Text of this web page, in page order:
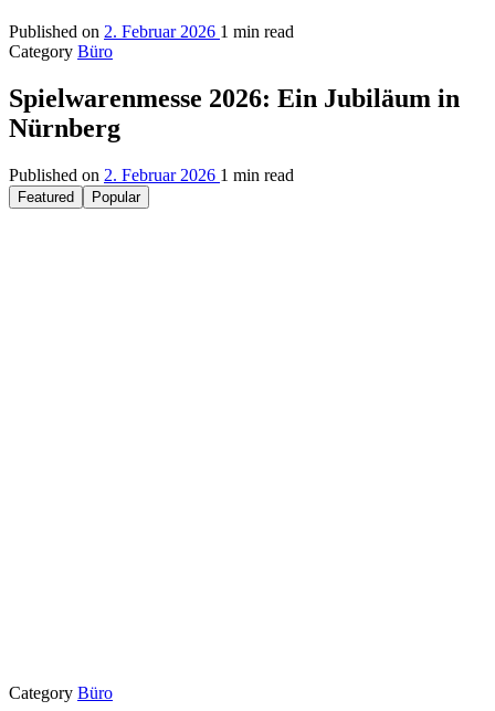
Published on 2. Februar 2026 1 min read
Category Büro
Spielwarenmesse 2026: Ein Jubiläum in
Nürnberg
Published on 2. Februar 2026 1 min read
Featured Popular
Category Büro